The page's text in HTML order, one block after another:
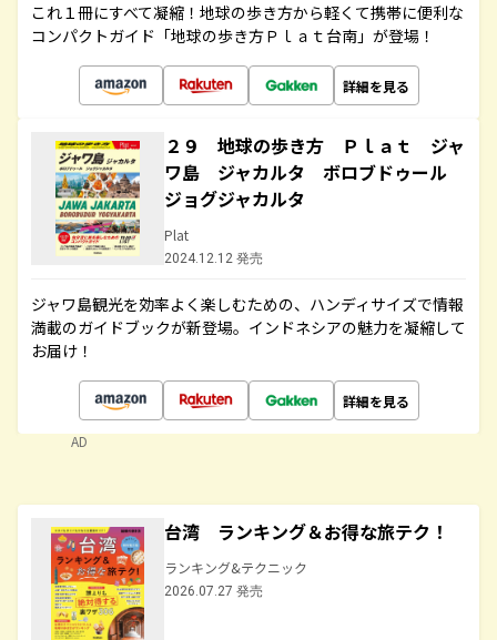
これ１冊にすべて凝縮！地球の歩き方から軽くて携帯に便利な
コンパクトガイド「地球の歩き方Ｐｌａｔ台南」が登場！
詳細を見る
２９ 地球の歩き方 Ｐｌａｔ ジャ
ワ島 ジャカルタ ボロブドゥール
ジョグジャカルタ
Plat
2024.12.12 発売
ジャワ島観光を効率よく楽しむための、ハンディサイズで情報
満載のガイドブックが新登場。インドネシアの魅力を凝縮して
お届け！
詳細を見る
AD
台湾 ランキング＆お得な旅テク！
ランキング&テクニック
2026.07.27 発売